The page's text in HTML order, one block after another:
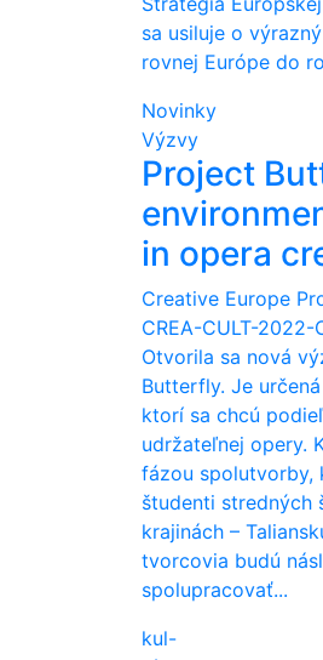
sa usiluje o
rovnej Európe do
Novinky
Výzvy
Project
in opera
Creative Europe
CREA-CULT-2022-
Otvorila sa nová
Butterfly. Je
ktorí sa chcú
udržateľnej opery.
fázou spolutvorby,
študenti stredných
krajinách –
tvorcovia budú
spolupracovať...
kul-